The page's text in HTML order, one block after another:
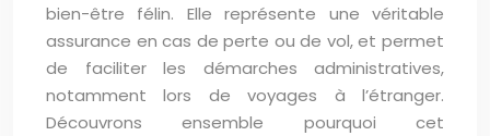
bien-être félin. Elle représente une véritable
assurance en cas de perte ou de vol, et permet
de faciliter les démarches administratives,
notamment lors de voyages à l’étranger.
Découvrons ensemble pourquoi cet